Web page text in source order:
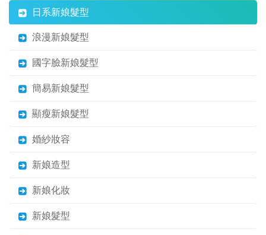
日系新娘髮型
浪漫新娘髮型
國字臉新娘髮型
簡易新娘髮型
顯瘦新娘髮型
婚紗妝容
新娘造型
新娘化妝
新娘髮型